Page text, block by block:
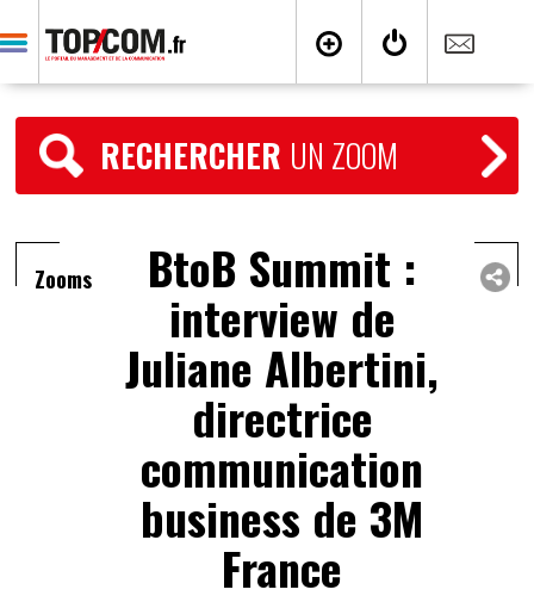
RECHERCHER UN ZOOM
Zooms BtoB Summit :
interview de
Juliane Albertini,
directrice
communication
business de 3M
France